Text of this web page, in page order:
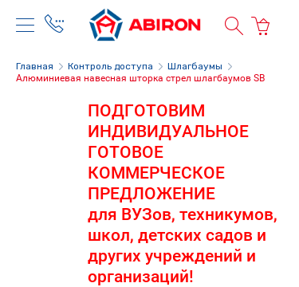
Главная Контроль доступа
Шлагбаумы
Алюминиевая навесная шторка стрел шлагбаумов SB
ПОДГОТОВИМ
ИНДИВИДУАЛЬНОЕ
ГОТОВОЕ
КОММЕРЧЕСКОЕ
ПРЕДЛОЖЕНИЕ
для ВУЗов, техникумов,
школ, детских садов и
других учреждений и
организаций!